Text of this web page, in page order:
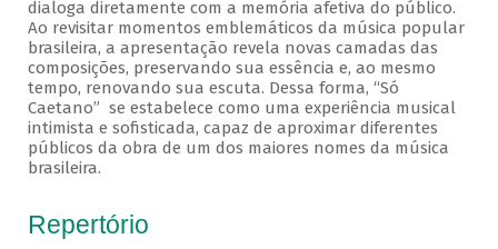
dialoga diretamente com a memória afetiva do público.
Ao revisitar momentos emblemáticos da música popular
brasileira, a apresentação revela novas camadas das
composições, preservando sua essência e, ao mesmo
tempo, renovando sua escuta. Dessa forma, “Só
Caetano” se estabelece como uma experiência musical
intimista e sofisticada, capaz de aproximar diferentes
públicos da obra de um dos maiores nomes da música
brasileira.
Repertório